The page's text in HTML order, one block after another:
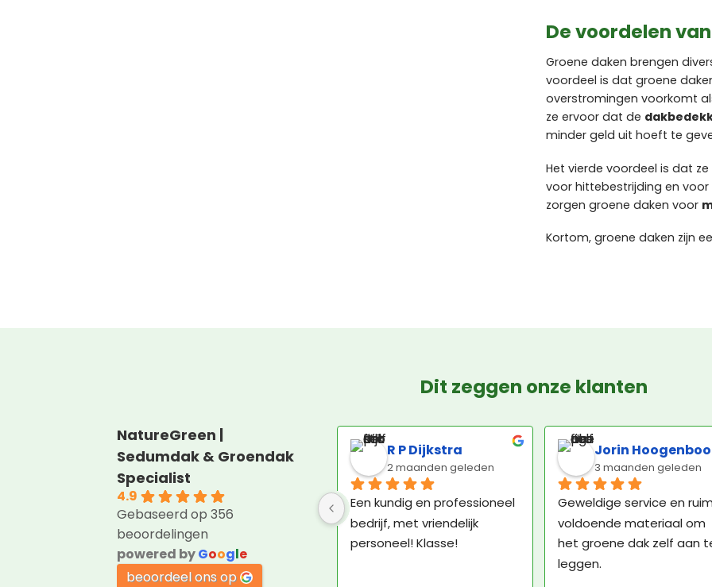
De voordelen
Groene daken brengen
voordeel is dat groene
overstromingen voorkomt
ze ervoor dat de
minder geld uit hoeft te
Het vierde voordeel is dat ze
voor hittebestrijding en
zorgen groene daken voor
Kortom, groene daken zijn
Dit zeggen onze klanten
NatureGreen |
Sedumdak & Groendak
Specialist
4.9
Gebaseerd op 356
beoordelingen
powered byGoogle
beoordeel ons op
R P Dijkstra
2 maanden geleden
Een kundig en professioneel
bedrijf, met vriendelijk
personeel! Klasse!
Jorin
3 maanden geleden
Geweldige service en ruim
voldoende materiaal om
het groene dak zelf aan
leggen.